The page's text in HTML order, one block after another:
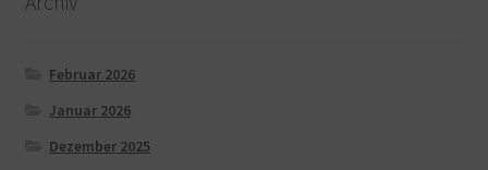
Februar 2026
Januar 2026
Dezember 2025